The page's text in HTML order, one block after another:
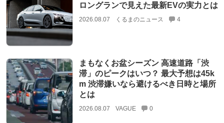
ロングランで見えた最新EVの実力とは
2026.08.07 くるまのニュース 4
まもなくお盆シーズン 高速道路「渋
滞」のピークはいつ？ 最大予想は45k
m 渋滞嫌いなら避けるべき日時と場所
とは
2026.08.07 VAGUE 0